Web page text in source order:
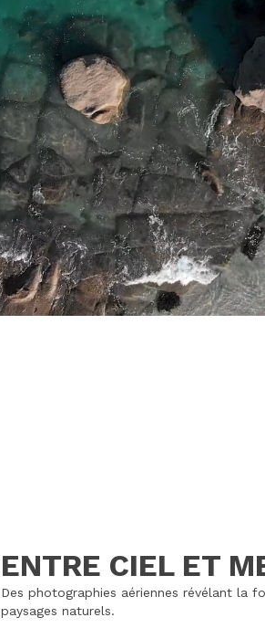
ENTRE CIEL ET
Des photographies aériennes révélant la
paysages naturels.